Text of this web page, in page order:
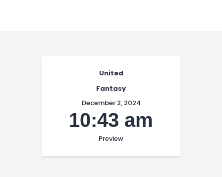
United
Fantasy
December 2, 2024
10:43 am
Preview